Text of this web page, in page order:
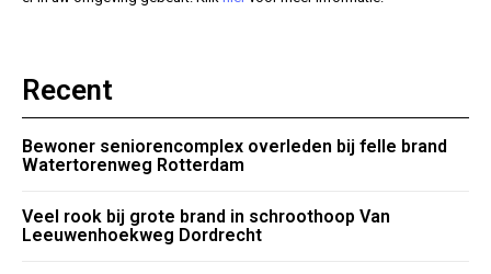
Recent
Bewoner seniorencomplex overleden bij felle brand
Watertorenweg Rotterdam
Veel rook bij grote brand in schroothoop Van
Leeuwenhoekweg Dordrecht